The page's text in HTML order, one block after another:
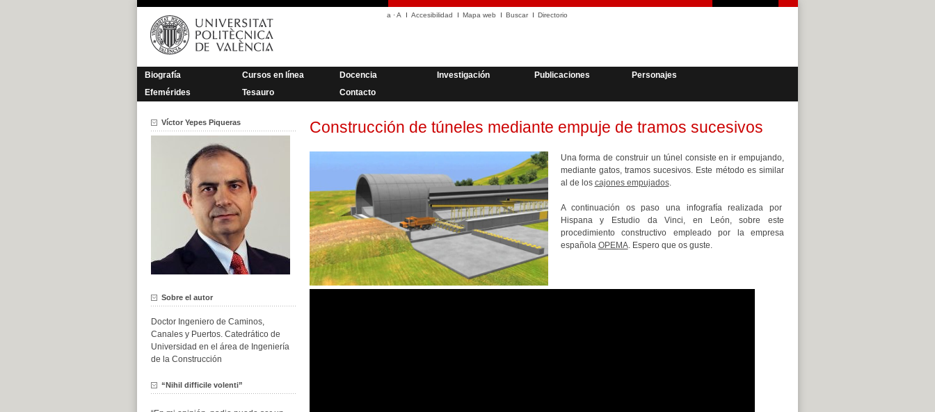
Saltar
contenido
a ·A Accesibilidad Mapa web Buscar Directorio
Biografía Cursos en línea Docencia Investigación Publicaciones
Personajes
Efemérides
Tesauro Contacto
Construcción de túneles mediante empuje de tramos sucesivos
Una forma de construir un túnel consiste en ir empujando,
mediante gatos, tramos sucesivos. Este método es similar
al de los cajones empujados.
A continuación os paso una infografía realizada por
Hispana y Estudio da Vinci, en León, sobre este
procedimiento constructivo empleado por la empresa
española OPEMA. Espero que os guste.
Víctor Yepes Piqueras
Sobre el autor
Doctor Ingeniero de Caminos,
Canales y Puertos. Catedrático de
Universidad en el área de Ingeniería
de la Construcción
“Nihil difficile volenti”